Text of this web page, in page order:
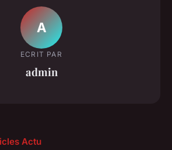
A
ECRIT PAR
admin
Actu